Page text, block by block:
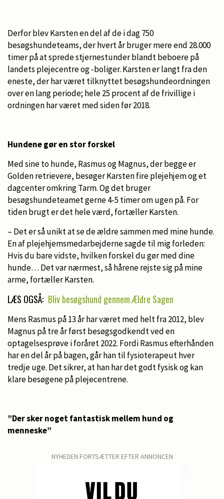
Derfor blev Karsten en del af de i dag 750
besøgshundeteams, der hvert år bruger mere end 28.000
timer på at sprede stjernestunder blandt beboere på
landets plejecentre og -boliger. Karsten er langt fra den
eneste, der har været tilknyttet besøgshundeordningen
over en lang periode; hele 25 procent af de frivillige i
ordningen har været med siden før 2018.
Hundene gør en stor forskel
Med sine to hunde, Rasmus og Magnus, der begge er
Golden retrievere, besøger Karsten fire plejehjem og et
dagcenter omkring Tarm. Og det bruger
besøgshundeteamet gerne 4-5 timer om ugen på. For
tiden brugt er det hele værd, fortæller Karsten.
– Det er så unikt at se de ældre sammen med mine hunde.
En af plejehjemsmedarbejderne sagde til mig forleden:
Hvis du bare vidste, hvilken forskel du gør med dine
hunde… Det var nærmest, så hårene rejste sig på mine
arme, fortæller Karsten.
LÆS OGSÅ: Bliv besøgshund gennem Ældre Sagen
Mens Rasmus på 13 år har været med helt fra 2012, blev
Magnus på tre år først besøgsgodkendt ved en
optagelsesprøve i foråret 2022. Fordi Rasmus efterhånden
har en del år på bagen, går han til fysioterapeut hver
tredje uge. Det sikrer, at han har det godt fysisk og kan
klare besøgene på plejecentrene.
”Der sker noget fantastisk mellem hund og
menneske”
NYHEDEN FORTSÆTTER EFTER ANNONCEN